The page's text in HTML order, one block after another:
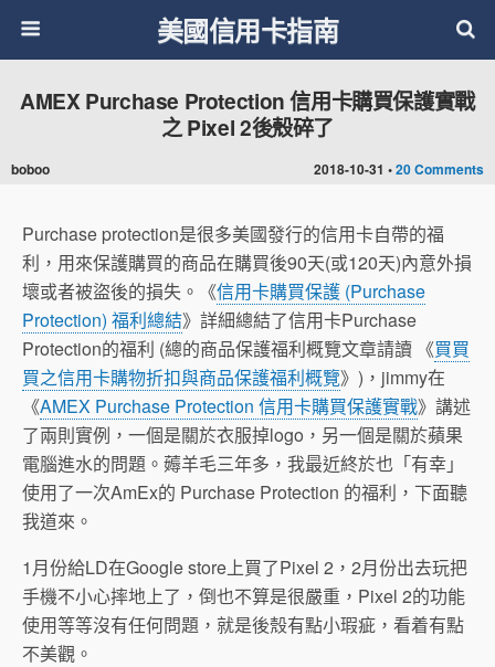
美國信用卡指南
2018-10-31 •20 Comments
AMEX Purchase Protection 信用卡購買保護實戰
之 Pixel 2後殼碎了
boboo
Purchase protection是很多美國發行的信用卡自帶的福
利，用來保護購買的商品在購買後90天(或120天)內意外損
壞或者被盜後的損失。《信用卡購買保護 (Purchase
Protection) 福利總結》詳細總結了信用卡Purchase
Protection的福利 (總的商品保護福利概覽文章請讀 《買買
買之信用卡購物折扣與商品保護福利概覽》)，jimmy在
《AMEX Purchase Protection 信用卡購買保護實戰》講述
了兩則實例，一個是關於衣服掉logo，另一個是關於蘋果
電腦進水的問題。薅羊毛三年多，我最近終於也「有幸」
使用了一次AmEx的 Purchase Protection 的福利，下面聽
我道來。
1月份給LD在Google store上買了Pixel 2，2月份出去玩把
手機不小心摔地上了，倒也不算是很嚴重，Pixel 2的功能
使用等等沒有任何問題，就是後殼有點小瑕疵，看着有點
不美觀。